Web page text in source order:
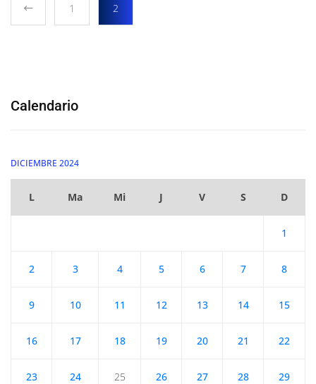
1 2
Calendario
DICIEMBRE 2024
L Ma Mi J V S D
1
2 3 4 5 6 7 8
9 10 11 12 13 14 15
16 17 18 19 20 21 22
23 24 25 26 27 28 29